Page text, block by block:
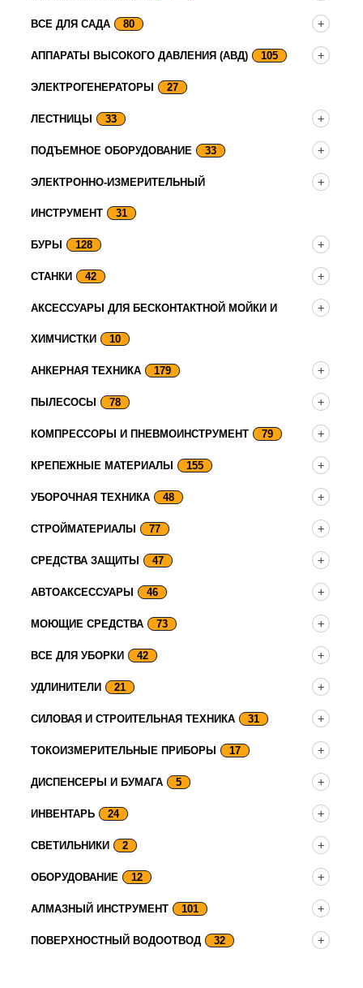
ВСЕ ДЛЯ САДА 80
АППАРАТЫ ВЫСОКОГО ДАВЛЕНИЯ (АВД) 105
ЭЛЕКТРОГЕНЕРАТОРЫ 27
ЛЕСТНИЦЫ 33
ПОДЪЕМНОЕ ОБОРУДОВАНИЕ 33
ЭЛЕКТРОННО-ИЗМЕРИТЕЛЬНЫЙ
ИНСТРУМЕНТ 31
БУРЫ 128
СТАНКИ 42
АКСЕССУАРЫ ДЛЯ БЕСКОНТАКТНОЙ МОЙКИ И
ХИМЧИСТКИ 10
АНКЕРНАЯ ТЕХНИКА 179
ПЫЛЕСОСЫ 78
КОМПРЕССОРЫ И ПНЕВМОИНСТРУМЕНТ 79
КРЕПЕЖНЫЕ МАТЕРИАЛЫ 155
УБОРОЧНАЯ ТЕХНИКА 48
СТРОЙМАТЕРИАЛЫ 77
СРЕДСТВА ЗАЩИТЫ 47
АВТОАКСЕССУАРЫ 46
МОЮЩИЕ СРЕДСТВА 73
ВСЕ ДЛЯ УБОРКИ 42
УДЛИНИТЕЛИ 21
СИЛОВАЯ И СТРОИТЕЛЬНАЯ ТЕХНИКА 31
ТОКОИЗМЕРИТЕЛЬНЫЕ ПРИБОРЫ 17
ДИСПЕНСЕРЫ И БУМАГА 5
ИНВЕНТАРЬ 24
СВЕТИЛЬНИКИ 2
ОБОРУДОВАНИЕ 12
АЛМАЗНЫЙ ИНСТРУМЕНТ 101
ПОВЕРХНОСТНЫЙ ВОДООТВОД 32